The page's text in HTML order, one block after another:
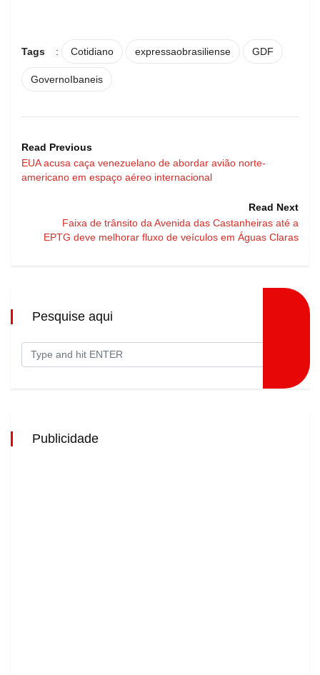
Tags : Cotidiano expressaobrasiliense GDF
GovernoIbaneis
Read Previous
EUA acusa caça venezuelano de abordar avião norte-
americano em espaço aéreo internacional
Read Next
Faixa de trânsito da Avenida das Castanheiras até a
EPTG deve melhorar fluxo de veículos em Águas Claras
Pesquise aqui
Publicidade